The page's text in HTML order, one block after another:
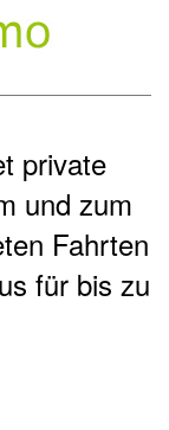
private
und zum
Fahrten
für bis zu